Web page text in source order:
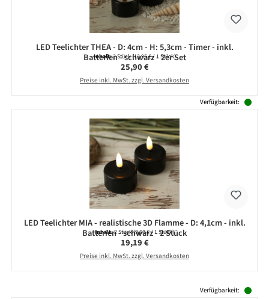
LED Teelichter THEA - D: 4cm - H: 5,3cm - Timer - inkl.
Batterien - schwarz - 2er Set
Inhalt:2 Stück(12,95 € / 1 Stück)
Regulärer Preis:
25,90 €
Preise inkl. MwSt. zzgl. Versandkosten
Verfügbarkeit:
LED Teelichter MIA - realistische 3D Flamme - D: 4,1cm - inkl.
Batterien - schwarz - 2 Stück
Inhalt:2 Stück(9,60 € / 1 Stück)
Regulärer Preis:
19,19 €
Preise inkl. MwSt. zzgl. Versandkosten
Verfügbarkeit: